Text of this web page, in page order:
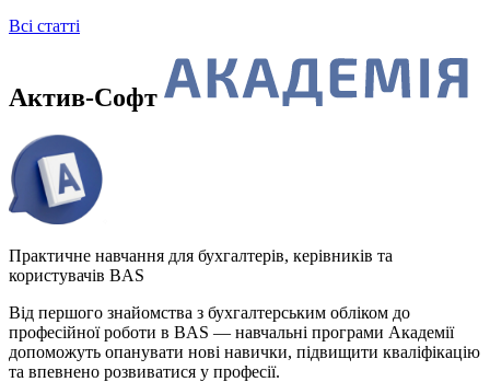
Всі статті
Актив-Софт
Практичне навчання для бухгалтерів, керівників та
користувачів BAS
Від першого знайомства з бухгалтерським обліком до
професійної роботи в BAS — навчальні програми Академії
допоможуть опанувати нові навички, підвищити кваліфікацію
та впевнено розвиватися у професії.